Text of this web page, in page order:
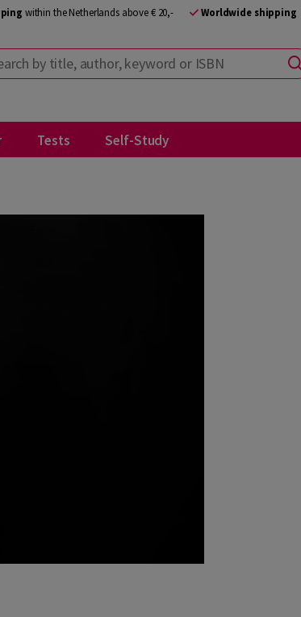
within the Netherlands above € 20,- Worldwide shipping
by title, author, keyword or ISBN
Tests Self-Study